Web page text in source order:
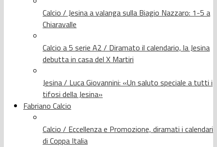
Calcio / Jesina a valanga sulla Biagio Nazzaro: 1-5 a
Chiaravalle
Calcio a 5 serie A2 / Diramato il calendario, la Jesina
debutta in casa del X Martiri
Jesina / Luca Giovannini: «Un saluto speciale a tutti i
tifosi della Jesina»
Fabriano Calcio
Calcio / Eccellenza e Promozione, diramati i calendari
di Coppa Italia